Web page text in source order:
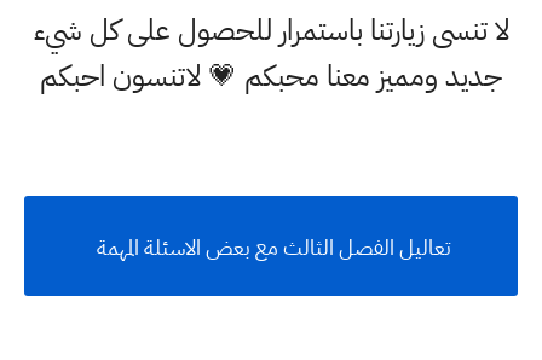
لا تنسى زيارتنا باستمرار للحصول على كل شيء
جديد ومميز معنا محبكم 💗 لاتنسون احبكم
تعاليل الفصل الثالث مع بعض الاسئلة المهمة